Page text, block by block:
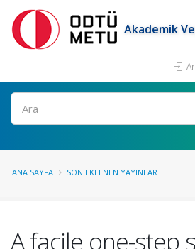
Akademik
Ara
ANA SAYFA SON EKLENEN YAYINLAR
A facile one-step